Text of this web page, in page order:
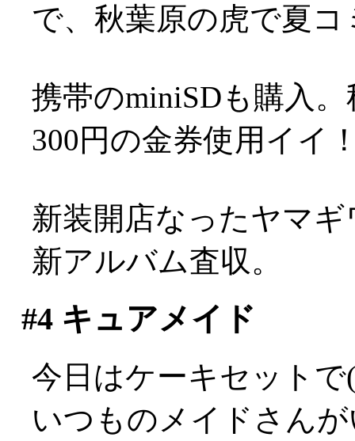
で、秋葉原の虎で夏
携帯のminiSDも購入
300円の金券使用イイ
新装開店なったヤマ
新アルバム査収。
#4キュアメイド
今日はケーキセットで
いつものメイドさん